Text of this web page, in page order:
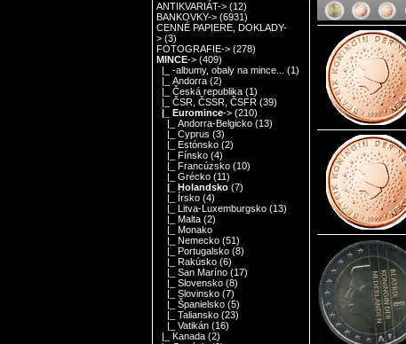
ANTIKVARIÁT-> (12)
BANKOVKY-> (6931)
CENNÉ PAPIERE, DOKLADY-
> (3)
FOTOGRAFIE-> (278)
MINCE-> (409)
|_ -albumy, obaly na mince...
(1)
|_ Andorra (2)
|_ Česká republika (1)
|_ ČSR, ČSSR, ČSFR (39)
|_ Euromince-> (210)
|_ Andorra-Belgicko (13)
|_ Cyprus (3)
|_ Estónsko (2)
|_ Fínsko (4)
|_ Francúzsko (10)
|_ Grécko (11)
|_ Holandsko (7)
|_ Írsko (4)
|_ Litva-Luxemburgsko (13)
|_ Malta (2)
|_ Monako
|_ Nemecko (51)
|_ Portugalsko (8)
|_ Rakúsko (6)
|_ San Maríno (17)
|_ Slovensko (8)
|_ Slovinsko (7)
|_ Španielsko (5)
|_ Taliansko (23)
|_ Vatikán (16)
|_ Kanada (2)